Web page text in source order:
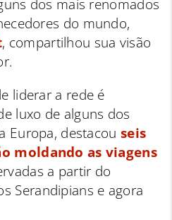
dos mais renomados
do mundo,
, compartilhou sua visão
liderar a rede é
luxo de alguns dos
Europa, destacou seis
moldando as viagens
a partir do
Serandipians e agora